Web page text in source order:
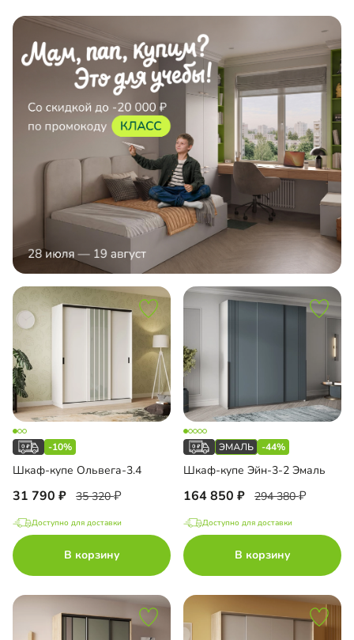
-10%
Шкаф-купе Ольвега-3.4
31 790 35 320
Доступно для доставки
В корзину
-44%
Шкаф-купе Эйн-3-2 Эмаль
164 850 294 380
Доступно для доставки
В корзину